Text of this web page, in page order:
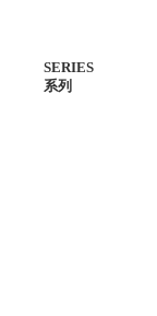
SERIES
系列